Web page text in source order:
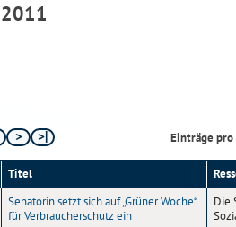
Einträge
Titel
Senatorin setzt sich auf „Grüner Woche“
für Verbraucherschutz ein
Die